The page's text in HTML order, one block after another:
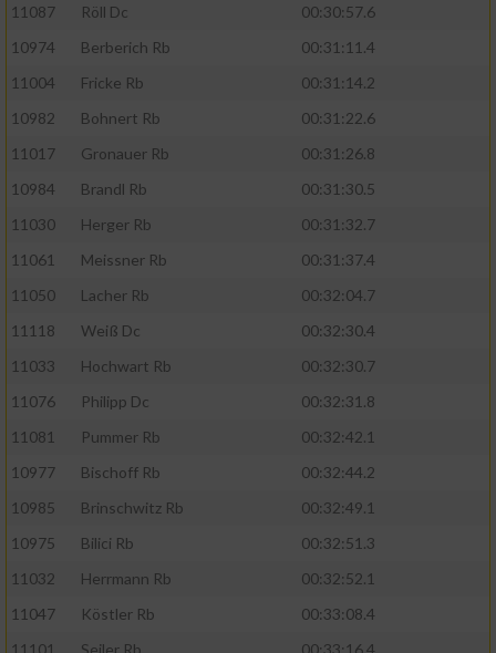
11087
Röll Dc
00:30:57.6
10974
Berberich Rb
00:31:11.4
11004
Fricke Rb
00:31:14.2
10982
Bohnert Rb
00:31:22.6
11017
Gronauer Rb
00:31:26.8
10984
Brandl Rb
00:31:30.5
11030
Herger Rb
00:31:32.7
11061
Meissner Rb
00:31:37.4
11050
Lacher Rb
00:32:04.7
11118
Weiß Dc
00:32:30.4
11033
Hochwart Rb
00:32:30.7
11076
Philipp Dc
00:32:31.8
11081
Pummer Rb
00:32:42.1
10977
Bischoff Rb
00:32:44.2
10985
Brinschwitz Rb
00:32:49.1
10975
Bilici Rb
00:32:51.3
11032
Herrmann Rb
00:32:52.1
11047
Köstler Rb
00:33:08.4